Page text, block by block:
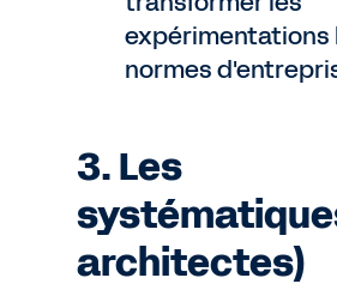
expérimentations
normes
3. Les
architectes)